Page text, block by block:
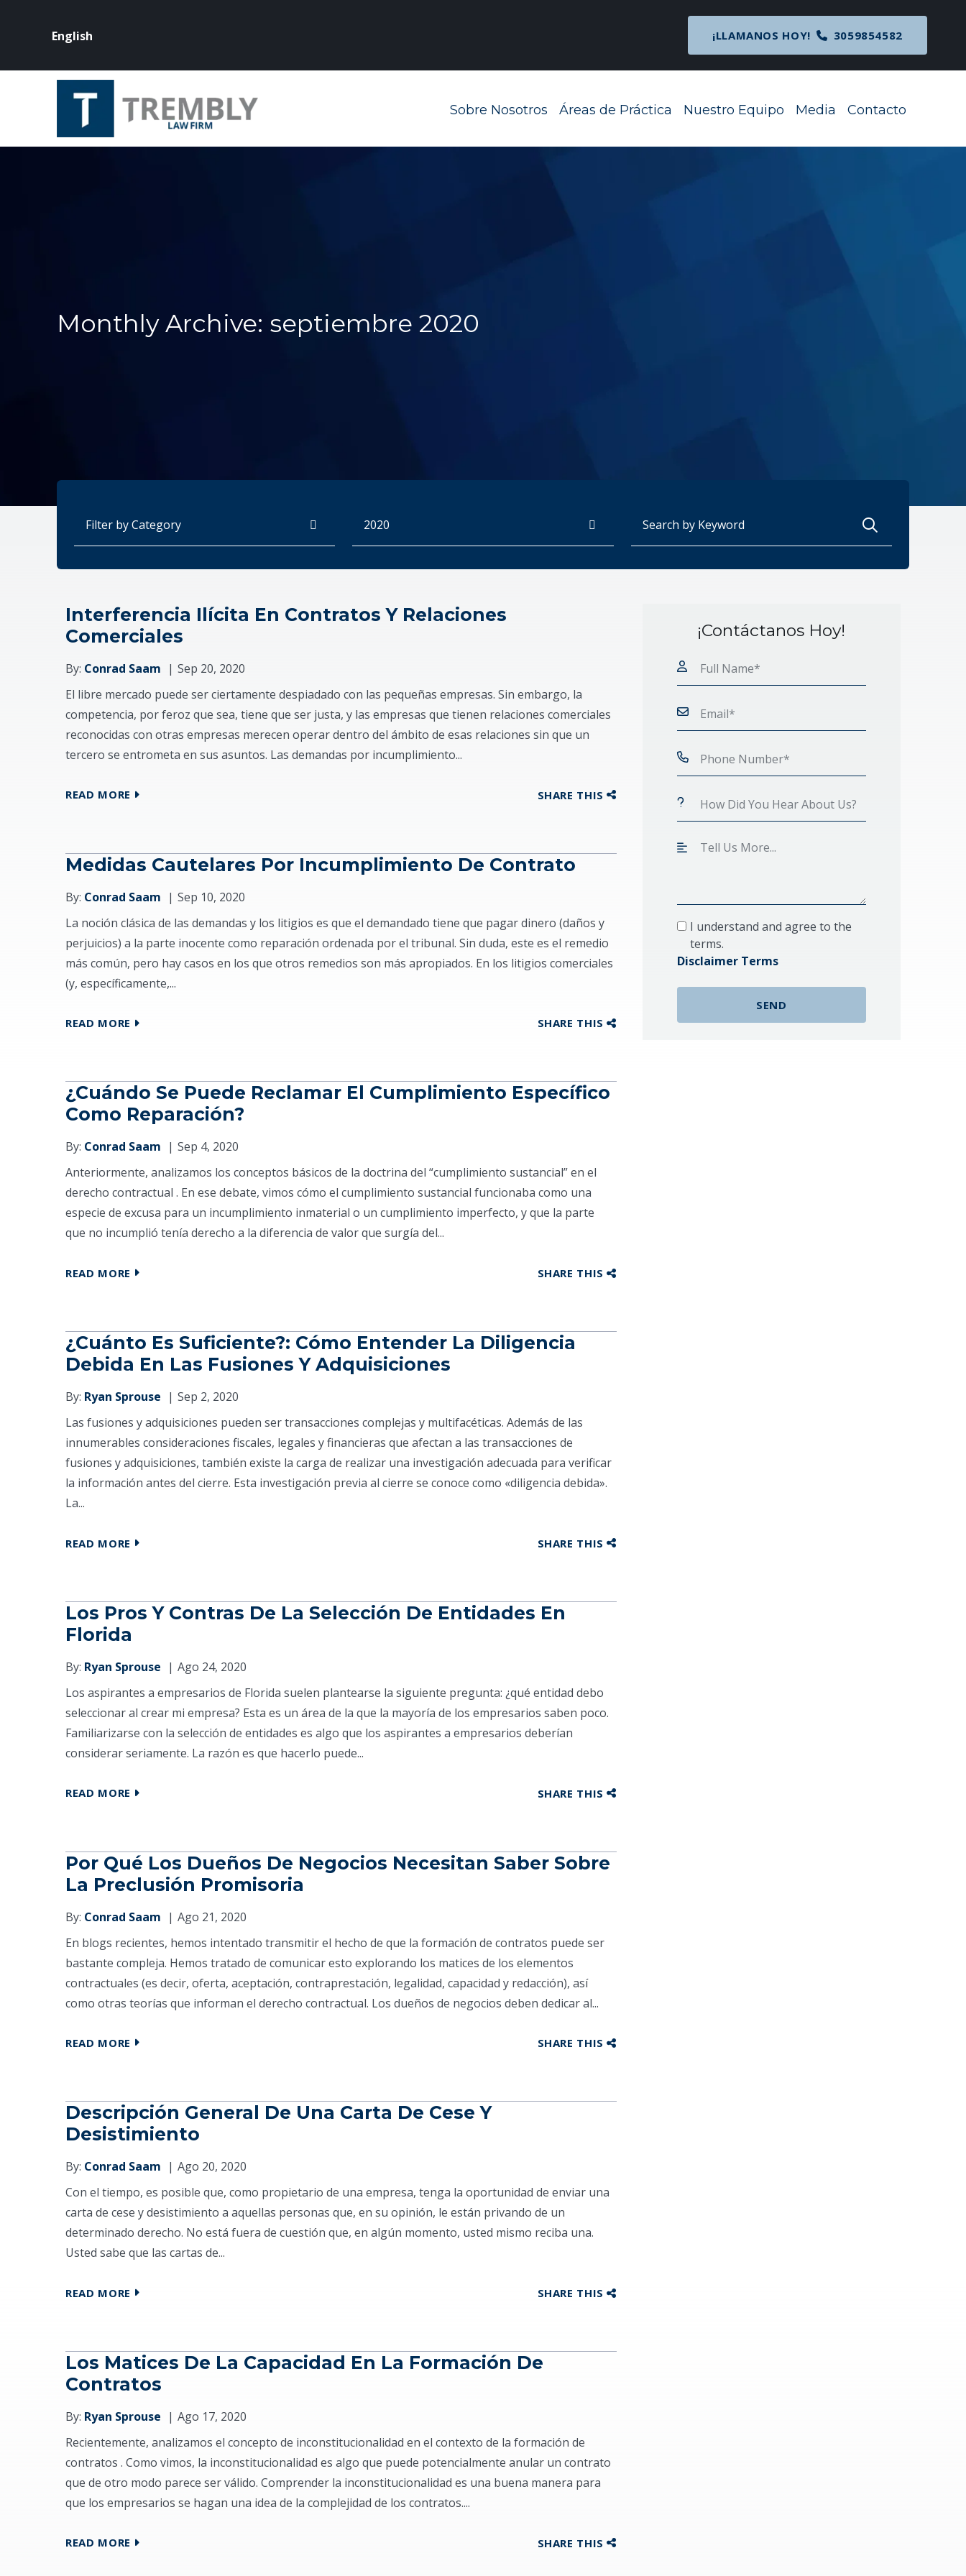
English ¡LLAMANOS HOY! 3059854582
Sobre Nosotros Áreas de Práctica Toggle Menu
Nuestro Equipo Toggle Menu
Media Toggle Menu
Contacto
Monthly Archive: septiembre 2020
Interferencia Ilícita En Contratos Y Relaciones
Comerciales
By: Conrad Saam
Sep 20, 2020
El libre mercado puede ser ciertamente despiadado con las pequeñas empresas. Sin embargo, la
competencia, por feroz que sea, tiene que ser justa, y las empresas que tienen relaciones comerciales
reconocidas con otras empresas merecen operar dentro del ámbito de esas relaciones sin que un
tercero se entrometa en sus asuntos. Las demandas por incumplimiento...
READ MORE SHARE THIS
Medidas Cautelares Por Incumplimiento De Contrato
By: Conrad Saam
Sep 10, 2020
La noción clásica de las demandas y los litigios es que el demandado tiene que pagar dinero (daños y
perjuicios) a la parte inocente como reparación ordenada por el tribunal. Sin duda, este es el remedio
más común, pero hay casos en los que otros remedios son más apropiados. En los litigios comerciales
(y, específicamente,...
READ MORE SHARE THIS
¿Cuándo Se Puede Reclamar El Cumplimiento Específico
Como Reparación?
By: Conrad Saam
Sep 4, 2020
Anteriormente, analizamos los conceptos básicos de la doctrina del “cumplimiento sustancial” en el
derecho contractual . En ese debate, vimos cómo el cumplimiento sustancial funcionaba como una
especie de excusa para un incumplimiento inmaterial o un cumplimiento imperfecto, y que la parte
que no incumplió tenía derecho a la diferencia de valor que surgía del...
READ MORE SHARE THIS
¿Cuánto Es Suficiente?: Cómo Entender La Diligencia
Debida En Las Fusiones Y Adquisiciones
By: Ryan Sprouse
Sep 2, 2020
Las fusiones y adquisiciones pueden ser transacciones complejas y multifacéticas. Además de las
innumerables consideraciones fiscales, legales y financieras que afectan a las transacciones de
fusiones y adquisiciones, también existe la carga de realizar una investigación adecuada para verificar
la información antes del cierre. Esta investigación previa al cierre se conoce como «diligencia debida».
La...
READ MORE SHARE THIS
Los Pros Y Contras De La Selección De Entidades En
Florida
By: Ryan Sprouse
Ago 24, 2020
Los aspirantes a empresarios de Florida suelen plantearse la siguiente pregunta: ¿qué entidad debo
seleccionar al crear mi empresa? Esta es un área de la que la mayoría de los empresarios saben poco.
Familiarizarse con la selección de entidades es algo que los aspirantes a empresarios deberían
considerar seriamente. La razón es que hacerlo puede...
READ MORE SHARE THIS
Por Qué Los Dueños De Negocios Necesitan Saber Sobre
La Preclusión Promisoria
By: Conrad Saam
Ago 21, 2020
En blogs recientes, hemos intentado transmitir el hecho de que la formación de contratos puede ser
bastante compleja. Hemos tratado de comunicar esto explorando los matices de los elementos
contractuales (es decir, oferta, aceptación, contraprestación, legalidad, capacidad y redacción), así
como otras teorías que informan el derecho contractual. Los dueños de negocios deben dedicar al...
READ MORE SHARE THIS
Descripción General De Una Carta De Cese Y
Desistimiento
By: Conrad Saam
Ago 20, 2020
Con el tiempo, es posible que, como propietario de una empresa, tenga la oportunidad de enviar una
carta de cese y desistimiento a aquellas personas que, en su opinión, le están privando de un
determinado derecho. No está fuera de cuestión que, en algún momento, usted mismo reciba una.
Usted sabe que las cartas de...
READ MORE SHARE THIS
Los Matices De La Capacidad En La Formación De
Contratos
By: Ryan Sprouse
Ago 17, 2020
Recientemente, analizamos el concepto de inconstitucionalidad en el contexto de la formación de
contratos . Como vimos, la inconstitucionalidad es algo que puede potencialmente anular un contrato
que de otro modo parece ser válido. Comprender la inconstitucionalidad es una buena manera para
que los empresarios se hagan una idea de la complejidad de los contratos....
READ MORE SHARE THIS
¡Contáctanos Hoy!
I understand and agree to the
terms.
Disclaimer Terms